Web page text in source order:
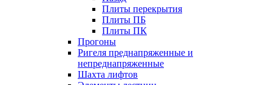
Плиты перекрытия
Плиты ПБ
Плиты ПК
Прогоны
Ригеля преднапряженные и
непреднапряженные
Шахта лифтов